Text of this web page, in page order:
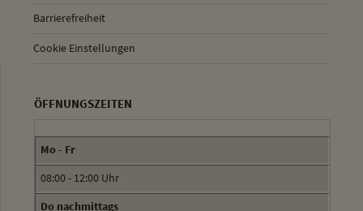
Barrierefreiheit
Cookie Einstellungen
ÖFFNUNGSZEITEN
Mo - Fr
08:00 - 12:00 Uhr
Do nachmittags